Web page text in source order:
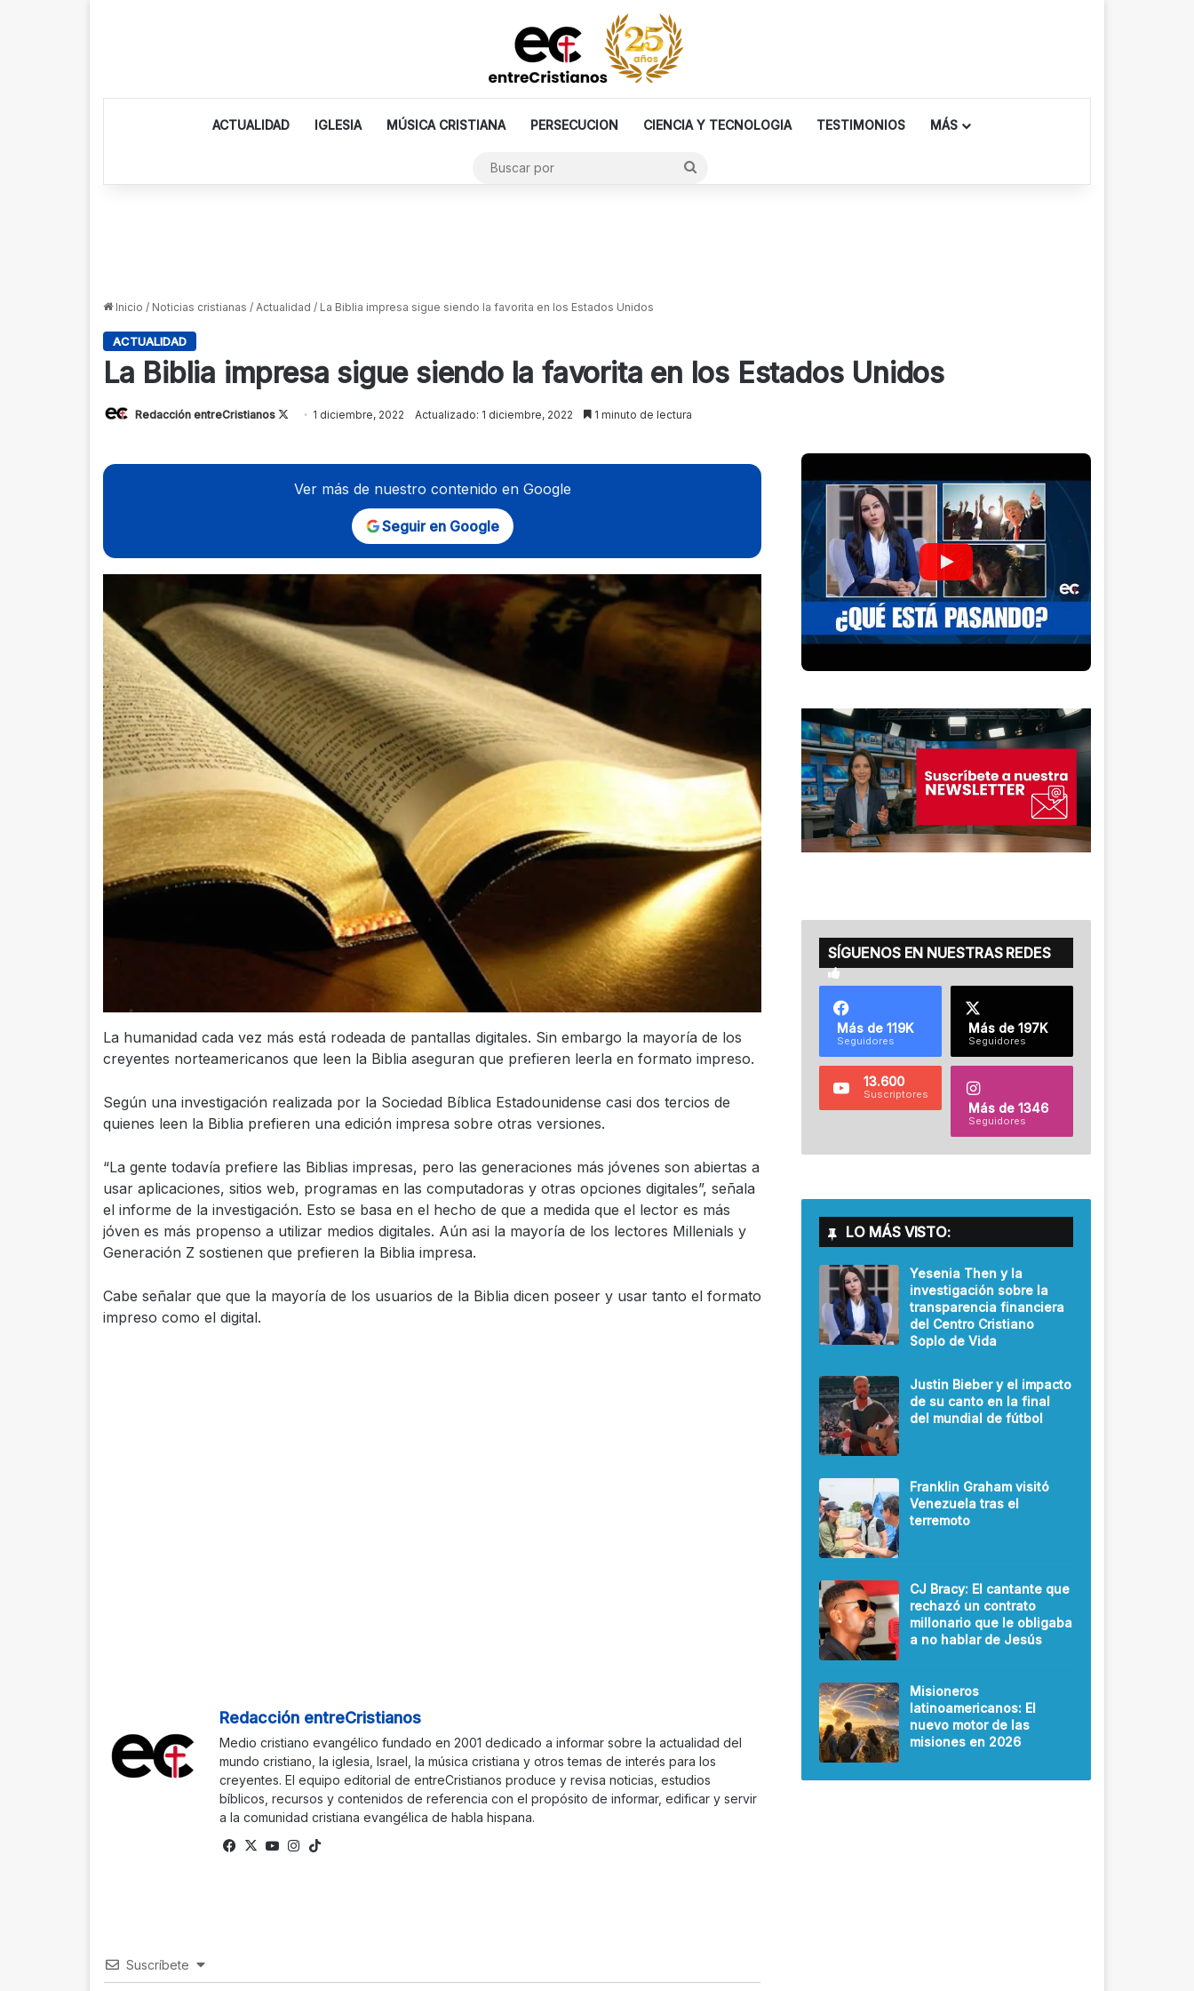
ACTUALIDAD IGLESIA MÚSICA CRISTIANA PERSECUCION CIENCIA Y TECNOLOGIA TESTIMONIOS MÁS
Inicio / Noticias cristianas / Actualidad / La Biblia impresa sigue siendo la favorita en los Estados Unidos
ACTUALIDAD
La Biblia impresa sigue siendo la favorita en los Estados Unidos
Redacción entreCristianos
Follow1 diciembre, 2022 Actualizado: 1 diciembre, 2022 1 minuto de lectura
Ver más de nuestro contenido en Google
Seguir en Google
La humanidad cada vez más está rodeada de pantallas digitales. Sin embargo la mayoría de los
creyentes norteamericanos que leen la Biblia aseguran que prefieren leerla en formato impreso.
Según una investigación realizada por la Sociedad Bíblica Estadounidense casi dos tercios de
quienes leen la Biblia prefieren una edición impresa sobre otras versiones.
“La gente todavía prefiere las Biblias impresas, pero las generaciones más jóvenes son abiertas a
usar aplicaciones, sitios web, programas en las computadoras y otras opciones digitales”, señala
el informe de la investigación. Esto se basa en el hecho de que a medida que el lector es más
jóven es más propenso a utilizar medios digitales. Aún asi la mayoría de los lectores Millenials y
Generación Z sostienen que prefieren la Biblia impresa.
Cabe señalar que que la mayoría de los usuarios de la Biblia dicen poseer y usar tanto el formato
impreso como el digital.
Redacción entreCristianos
Medio cristiano evangélico fundado en 2001 dedicado a informar sobre la actualidad del
mundo cristiano, la iglesia, Israel, la música cristiana y otros temas de interés para los
creyentes. El equipo editorial de entreCristianos produce y revisa noticias, estudios
bíblicos, recursos y contenidos de referencia con el propósito de informar, edificar y servir
a la comunidad cristiana evangélica de habla hispana.
Facebook
X YouTubeInstagram
Suscríbete
SÍGUENOS EN NUESTRAS REDES
Más de 119K
Seguidores
Más de 197K
Seguidores
13.600
Suscriptores
Más de 1346
Seguidores
LO MÁS VISTO:
Yesenia Then y la
investigación sobre la
transparencia financiera
del Centro Cristiano
Soplo de Vida
Justin Bieber y el impacto
de su canto en la final
del mundial de fútbol
Franklin Graham visitó
Venezuela tras el
terremoto
CJ Bracy: El cantante que
rechazó un contrato
millonario que le obligaba
a no hablar de Jesús
Misioneros
latinoamericanos: El
nuevo motor de las
misiones en 2026